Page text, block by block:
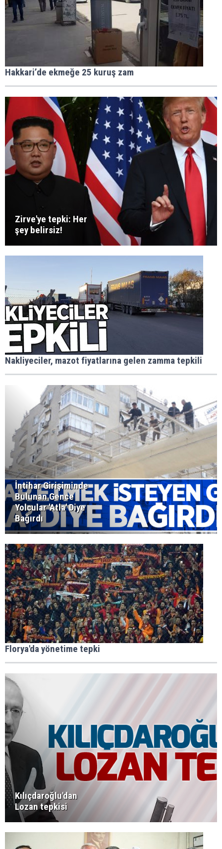
Hakkari’de ekmeğe 25 kuruş zam
Zirve'ye tepki: Her
şey belirsiz!
Nakliyeciler, mazot fiyatlarına gelen zamma tepkili
İntihar Girişiminde
Bulunan Gence
Yolcular 'Atla' Diye
Bağırdı
Florya'da yönetime tepki
Kılıçdaroğlu'dan
Lozan tepkisi